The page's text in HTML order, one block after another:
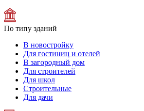
По типу зданий
В новостройку
Для гостиниц и отелей
В загородный дом
Для строителей
Для школ
Строительные
Для дачи